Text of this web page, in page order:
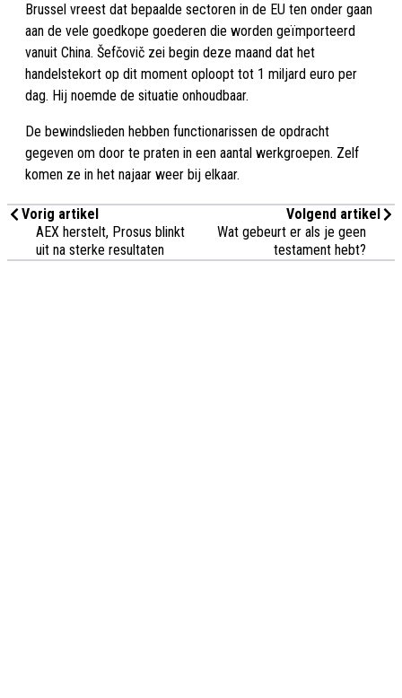
Brussel vreest dat bepaalde sectoren in de EU ten onder gaan
aan de vele goedkope goederen die worden geïmporteerd
vanuit China. Šefčovič zei begin deze maand dat het
handelstekort op dit moment oploopt tot 1 miljard euro per
dag. Hij noemde de situatie onhoudbaar.
De bewindslieden hebben functionarissen de opdracht
gegeven om door te praten in een aantal werkgroepen. Zelf
komen ze in het najaar weer bij elkaar.
Vorig artikel
AEX herstelt, Prosus blinkt
uit na sterke resultaten
Volgend artikel
Wat gebeurt er als je geen
testament hebt?